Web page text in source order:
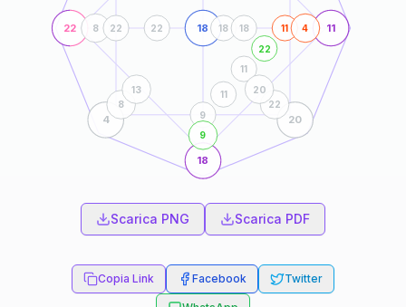
22 11
18
18
4 20
9
11
11
22
11
8 4
9
22 18 18
22
8
13
22
20
Scarica PNG Scarica PDF
Copia Link Facebook Twitter